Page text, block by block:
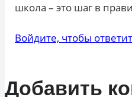
школа – это шаг в
Войдите, чтобы
Добавить